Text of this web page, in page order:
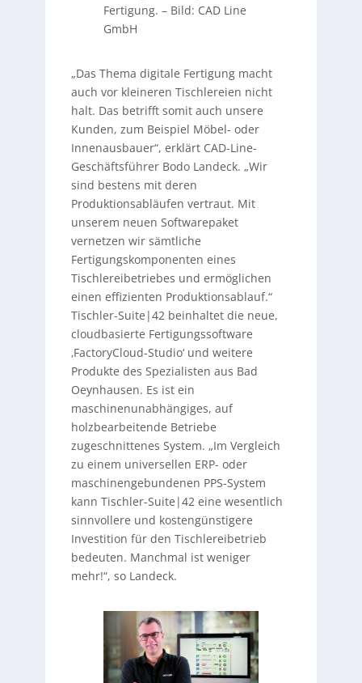
Fertigung. – Bild: CAD Line
GmbH
„Das Thema digitale Fertigung macht
auch vor kleineren Tischlereien nicht
halt. Das betrifft somit auch unsere
Kunden, zum Beispiel Möbel- oder
Innenausbauer“, erklärt CAD-Line-
Geschäftsführer Bodo Landeck. „Wir
sind bestens mit deren
Produktionsabläufen vertraut. Mit
unserem neuen Softwarepaket
vernetzen wir sämtliche
Fertigungskomponenten eines
Tischlereibetriebes und ermöglichen
einen effizienten Produktionsablauf.“
Tischler-Suite|42 beinhaltet die neue,
cloudbasierte Fertigungssoftware
‚FactoryCloud-Studio‘ und weitere
Produkte des Spezialisten aus Bad
Oeynhausen. Es ist ein
maschinenunabhängiges, auf
holzbearbeitende Betriebe
zugeschnittenes System. „Im Vergleich
zu einem universellen ERP- oder
maschinengebundenen PPS-System
kann Tischler-Suite|42 eine wesentlich
sinnvollere und kostengünstigere
Investition für den Tischlereibetrieb
bedeuten. Manchmal ist weniger
mehr!“, so Landeck.